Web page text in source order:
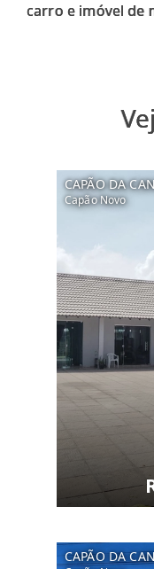
CAPÃO DA
Capão Novo
CAPÃO DA